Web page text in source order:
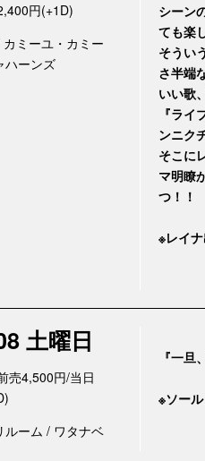
円(+1D)
ミーユ・カミー
ハーンズ
シーン
ても楽
そうい
さ半端
いい歌
『ラ
ンニク
そこに
マ明瞭
つ！！
※レイ
土曜日
売4,500円/当日
ルーム / ワタナベ
『一旦
※ソール